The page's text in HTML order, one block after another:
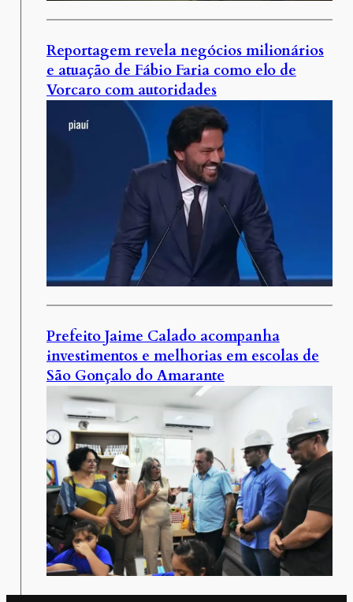
Reportagem revela negócios milionários
e atuação de Fábio Faria como elo de
Vorcaro com autoridades
Prefeito Jaime Calado acompanha
investimentos e melhorias em escolas de
São Gonçalo do Amarante